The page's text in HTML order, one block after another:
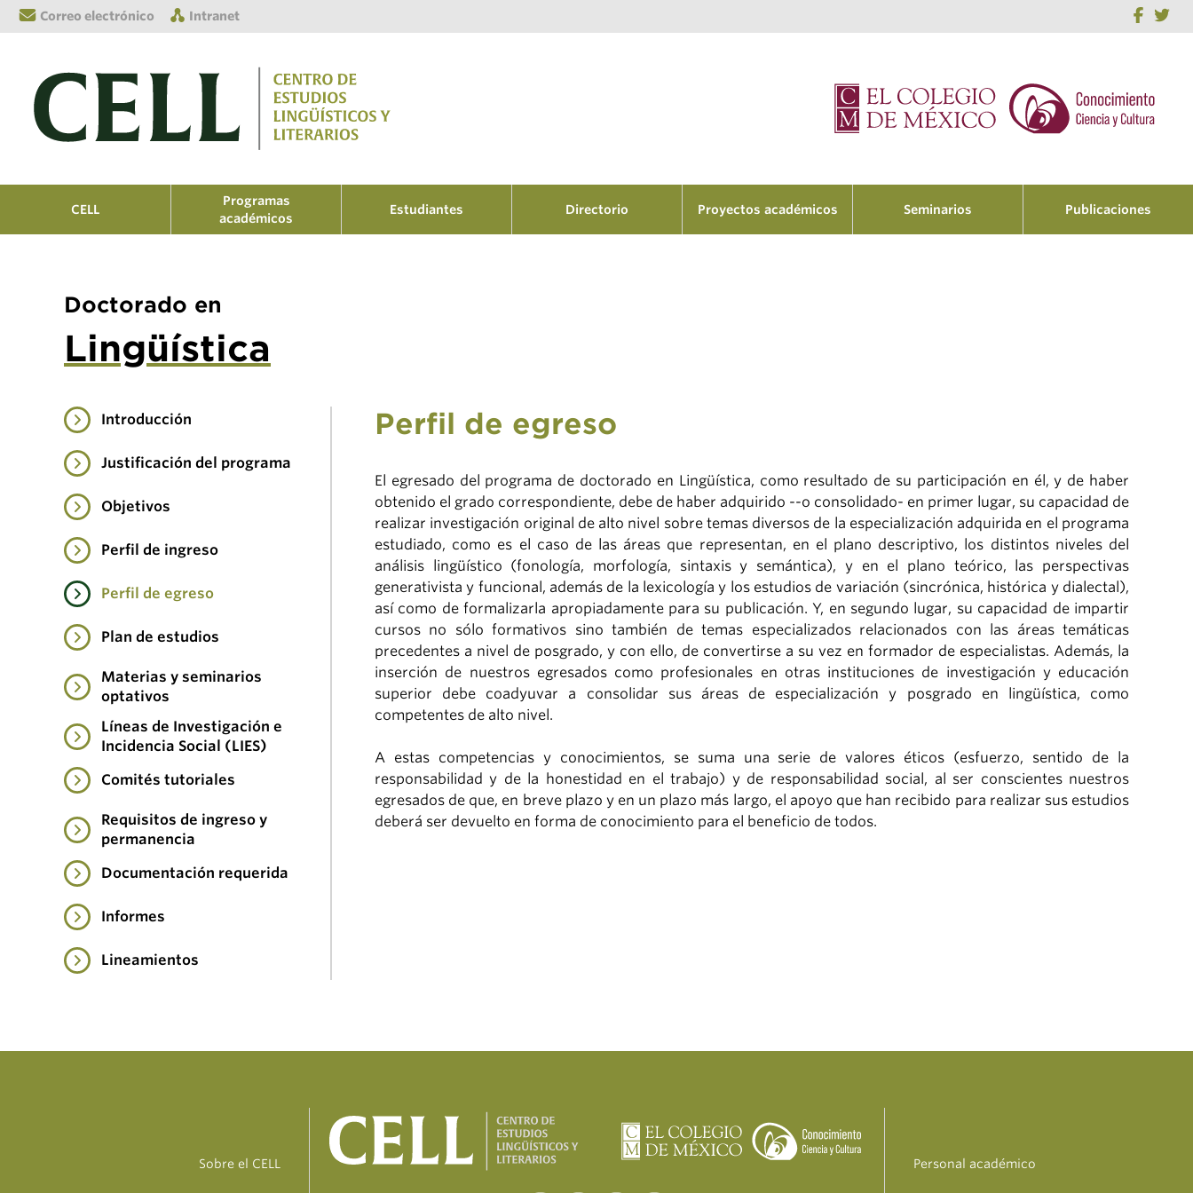
Correo electrónico Intranet
CELL
Programas
académicos
Estudiantes Directorio Proyectos académicos Seminarios Publicaciones
Doctorado en
Lingüística
Introducción
Justificación del programa
Objetivos
Perfil de ingreso
Perfil de egreso
Plan de estudios
Materias y seminarios
optativos
Líneas de Investigación e
Incidencia Social (LIES)
Comités tutoriales
Requisitos de ingreso y
permanencia
Documentación requerida
Informes
Lineamientos
Perfil de egreso
El egresado del programa de doctorado en Lingüística, como resultado de su participación en él, y de haber
obtenido el grado correspondiente, debe de haber adquirido --o consolidado- en primer lugar, su capacidad de
realizar investigación original de alto nivel sobre temas diversos de la especialización adquirida en el programa
estudiado, como es el caso de las áreas que representan, en el plano descriptivo, los distintos niveles del
análisis lingüístico (fonología, morfología, sintaxis y semántica), y en el plano teórico, las perspectivas
generativista y funcional, además de la lexicología y los estudios de variación (sincrónica, histórica y dialectal),
así como de formalizarla apropiadamente para su publicación. Y, en segundo lugar, su capacidad de impartir
cursos no sólo formativos sino también de temas especializados relacionados con las áreas temáticas
precedentes a nivel de posgrado, y con ello, de convertirse a su vez en formador de especialistas. Además, la
inserción de nuestros egresados como profesionales en otras instituciones de investigación y educación
superior debe coadyuvar a consolidar sus áreas de especialización y posgrado en lingüística, como
competentes de alto nivel.
A estas competencias y conocimientos, se suma una serie de valores éticos (esfuerzo, sentido de la
responsabilidad y de la honestidad en el trabajo) y de responsabilidad social, al ser conscientes nuestros
egresados de que, en breve plazo y en un plazo más largo, el apoyo que han recibido para realizar sus estudios
deberá ser devuelto en forma de conocimiento para el beneficio de todos.
Sobre el CELL Personal académico